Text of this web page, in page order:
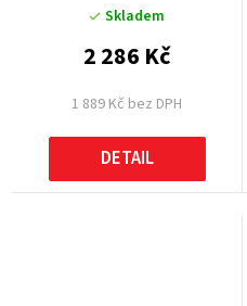
Skladem
1 889 Kč bez DPH
2 286 Kč
DETAIL